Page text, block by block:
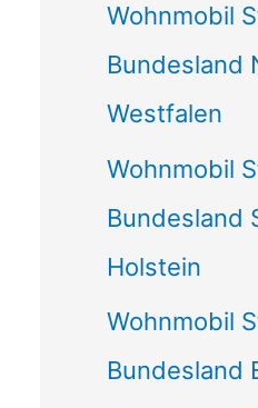
n
a
c
h
:
Wohnmobil
Bundesland
Westfalen
Wohnmobil
Bundesland
Holstein
Wohnmobil
Bundesland